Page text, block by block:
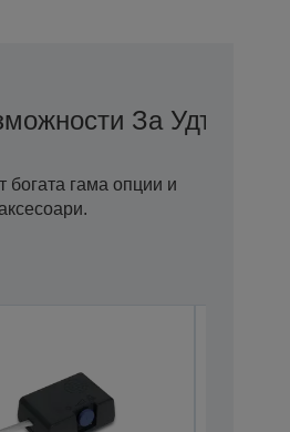
За
богата гама опции и